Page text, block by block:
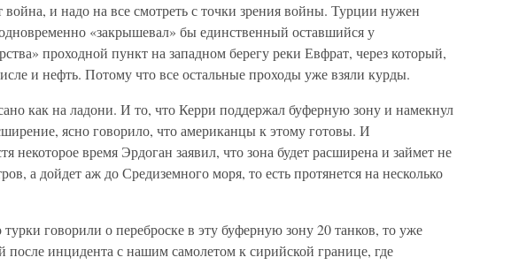
и надо на все смотреть с точки зрения войны. Турции нужен
«закрышевал» бы единственный оставшийся у
проходной пункт на западном берегу реки Евфрат, через который,
и нефть. Потому что все остальные проходы уже взяли курды.
как на ладони. И то, что Керри поддержал буферную зону и намекнул
ясно говорило, что американцы к этому готовы. И
некоторое время Эрдоган заявил, что зона будет расширена и займет не
а дойдет аж до Средиземного моря, то есть протянется на несколько
говорили о переброске в эту буферную зону 20 танков, то уже
после инцидента с нашим самолетом к сирийской границе, где